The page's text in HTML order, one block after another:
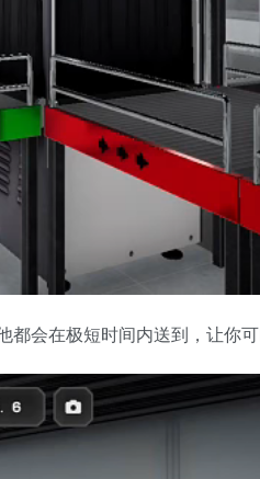
会在极短时间内送到，让你可